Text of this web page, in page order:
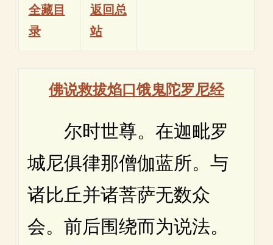
全藏目
录
返回总
站
佛说救拔焰口饿鬼陀罗尼经
尔时世尊。在迦毗罗
城尼俱律那僧伽蓝所。与
诸比丘并诸菩萨无数众
会。前后围绕而为说法。